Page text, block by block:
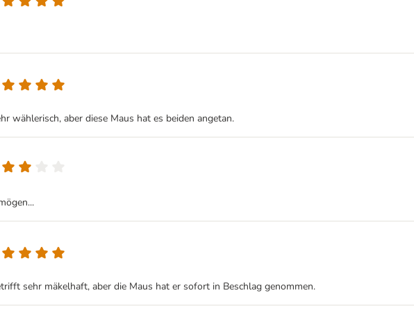
wählerisch, aber diese Maus hat es beiden angetan.
sehr mäkelhaft, aber die Maus hat er sofort in Beschlag genommen.